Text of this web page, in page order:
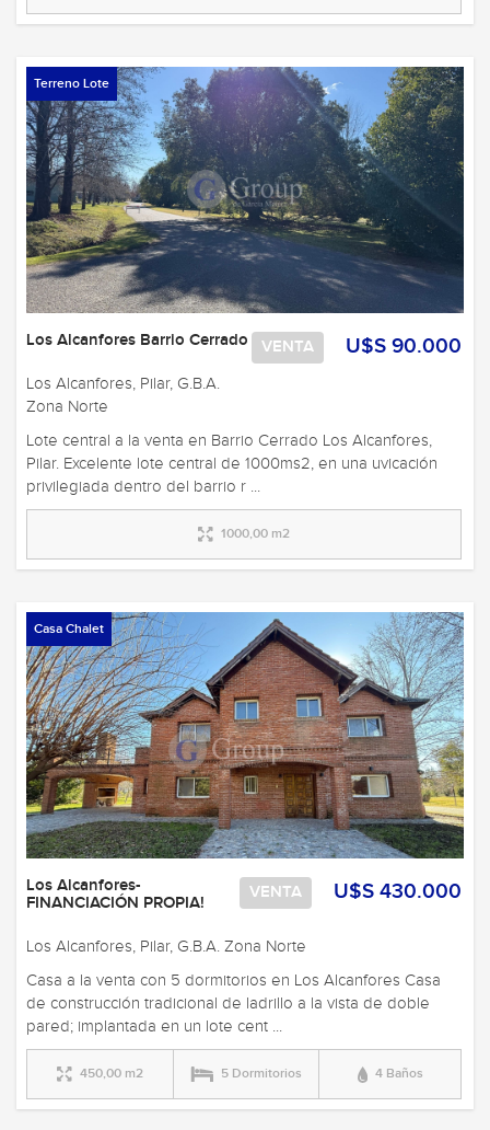
Terreno Lote
U$S 90.000
VENTA
Los Alcanfores Barrio Cerrado
Los Alcanfores, Pilar, G.B.A.
Zona Norte
Lote central a la venta en Barrio Cerrado Los Alcanfores,
Pilar. Excelente lote central de 1000ms2, en una uvicación
privilegiada dentro del barrio r ...
1000,00 m2
Casa Chalet
U$S 430.000
VENTA
Los Alcanfores-
FINANCIACIÓN PROPIA!
Los Alcanfores, Pilar, G.B.A. Zona Norte
Casa a la venta con 5 dormitorios en Los Alcanfores Casa
de construcción tradicional de ladrillo a la vista de doble
pared; implantada en un lote cent ...
450,00 m2 5 Dormitorios 4 Baños